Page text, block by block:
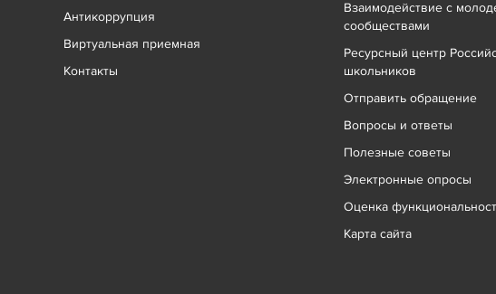
Антикоррупция
Виртуальная приемная
Контакты
Взаимодействие с
сообществами
Ресурсный центр
школьников
Отправить обращение
Вопросы и ответы
Полезные советы
Электронные опросы
Оценка
Карта сайта